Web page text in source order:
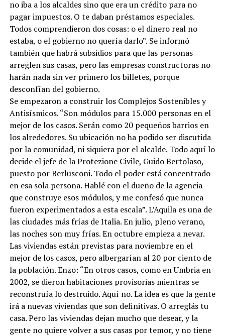
no iba a los alcaldes sino que era un crédito para no
pagar impuestos. O te daban préstamos especiales.
Todos comprendieron dos cosas: o el dinero real no
estaba, o el gobierno no quería darlo”. Se informó
también que habrá subsidios para que las personas
arreglen sus casas, pero las empresas constructoras no
harán nada sin ver primero los billetes, porque
desconfían del gobierno.
Se empezaron a construir los Complejos Sostenibles y
Antisísmicos. “Son módulos para 15.000 personas en el
mejor de los casos. Serán como 20 pequeños barrios en
los alrededores. Su ubicación no ha podido ser discutida
por la comunidad, ni siquiera por el alcalde. Todo aquí lo
decide el jefe de la Protezione Civile, Guido Bertolaso,
puesto por Berlusconi. Todo el poder está concentrado
en esa sola persona. Hablé con el dueño de la agencia
que construye esos módulos, y me confesó que nunca
fueron experimentados a esta escala”. L’Aquila es una de
las ciudades más frías de Italia. En julio, pleno verano,
las noches son muy frías. En octubre empieza a nevar.
Las viviendas están previstas para noviembre en el
mejor de los casos, pero albergarían al 20 por ciento de
la población. Enzo: “En otros casos, como en Umbria en
2002, se dieron habitaciones provisorias mientras se
reconstruía lo destruido. Aquí no. La idea es que la gente
irá a nuevas viviendas que son definitivas. O arreglás tu
casa. Pero las viviendas dejan mucho que desear, y la
gente no quiere volver a sus casas por temor, y no tiene